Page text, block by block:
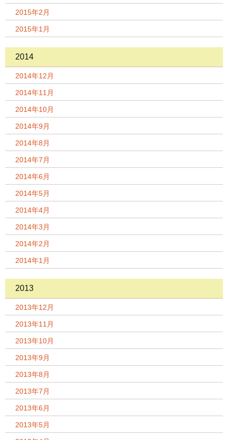
2015年2月
2015年1月
2014
2014年12月
2014年11月
2014年10月
2014年9月
2014年8月
2014年7月
2014年6月
2014年5月
2014年4月
2014年3月
2014年2月
2014年1月
2013
2013年12月
2013年11月
2013年10月
2013年9月
2013年8月
2013年7月
2013年6月
2013年5月